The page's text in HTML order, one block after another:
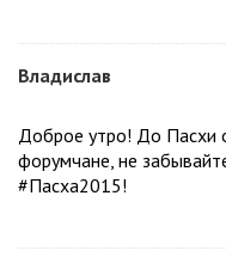
Владислав
Доброе утро! До Пасхи
форумчане, не
#Пасха2015!